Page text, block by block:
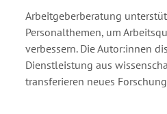
Arbeitgeberberatung
Personalthemen, um
verbessern. Die Autor:innen
Dienstleistung aus
transferieren neues